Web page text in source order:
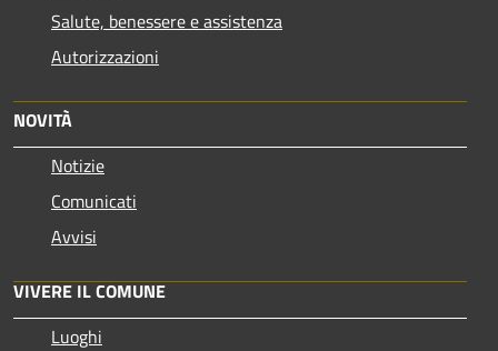
Salute, benessere e assistenza
Autorizzazioni
NOVITÀ
Notizie
Comunicati
Avvisi
VIVERE IL COMUNE
Luoghi